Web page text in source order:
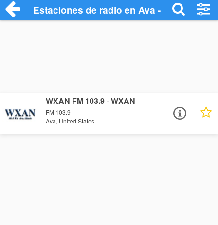
Estaciones de radio en Ava - Escuchar
WXAN FM 103.9 - WXAN
FM 103.9
Ava, United States